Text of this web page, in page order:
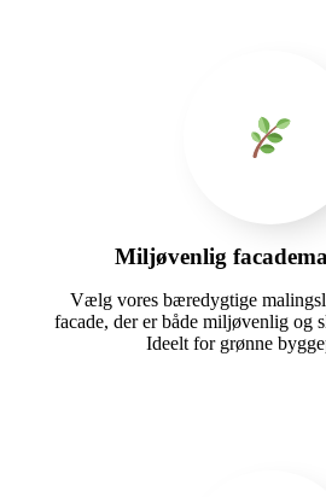
Miljøvenlig
Vælg vores bæredygtige
facade, der er både miljøvenlig og
Ideelt for grønne